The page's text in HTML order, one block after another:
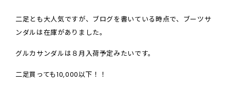
二足とも大人気ですが、ブログを書いている時点で、ブーツサ
ンダルは在庫がありました。
グルカサンダルは８月入荷予定みたいです。
二足買っても10,000以下！！